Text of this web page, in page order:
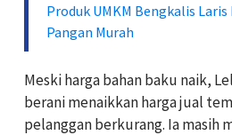
Produk UMKM Bengkalis Laris
Pangan Murah
Meski harga bahan baku naik,
berani menaikkan harga jual
pelanggan berkurang. Ia masih